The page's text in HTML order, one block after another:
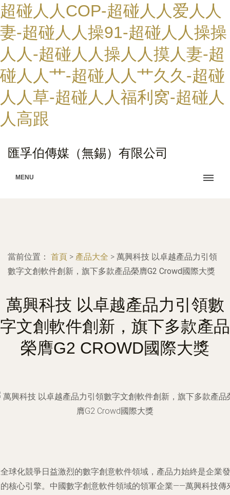
超碰人人COP-超碰人人爱人人
妻-超碰人人操91-超碰人人操操
人人-超碰人人操人人摸人妻-超
碰人人艹-超碰人人艹久久-超碰
人人草-超碰人人福利窝-超碰人
人高跟
匯孚伯傳媒（無錫）有限公司
MENU
當前位置： 首頁 > 產品大全 > 萬興科技 以卓越產品力引領
數字文創軟件創新，旗下多款產品榮膺G2 Crowd國際大獎
萬興科技 以卓越產品力引領數
字文創軟件創新，旗下多款產品
榮膺G2 CROWD國際大獎
球化競爭日益激烈的數字創意軟件領域，產品力始終是企業發
核心引擎。中國數字創意軟件領域的領軍企業——萬興科技傳